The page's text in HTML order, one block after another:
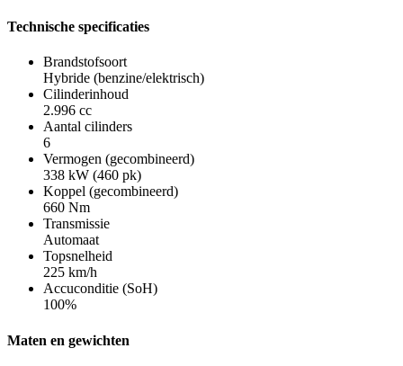
Technische specificaties
Brandstofsoort
Hybride (benzine/elektrisch)
Cilinderinhoud
2.996 cc
Aantal cilinders
6
Vermogen (gecombineerd)
338 kW (460 pk)
Koppel (gecombineerd)
660 Nm
Transmissie
Automaat
Topsnelheid
225 km/h
Accuconditie (SoH)
100%
Maten en gewichten